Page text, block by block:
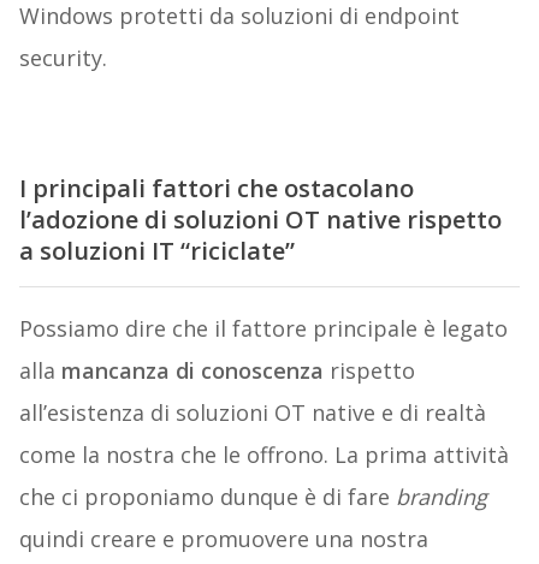
Windows protetti da soluzioni di endpoint
security.
I principali fattori che ostacolano
l’adozione di soluzioni OT native rispetto
a soluzioni IT “riciclate”
Possiamo dire che il fattore principale è legato
alla mancanza di conoscenza rispetto
all’esistenza di soluzioni OT native e di realtà
come la nostra che le offrono. La prima attività
che ci proponiamo dunque è di fare branding
quindi creare e promuovere una nostra